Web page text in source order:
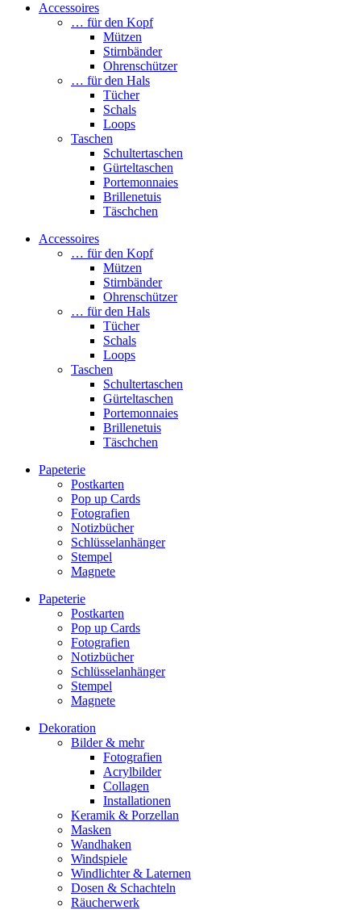
Accessoires
… für den Kopf
Mützen
Stirnbänder
Ohrenschützer
… für den Hals
Tücher
Schals
Loops
Taschen
Schultertaschen
Gürteltaschen
Portemonnaies
Brillenetuis
Täschchen
Accessoires
… für den Kopf
Mützen
Stirnbänder
Ohrenschützer
… für den Hals
Tücher
Schals
Loops
Taschen
Schultertaschen
Gürteltaschen
Portemonnaies
Brillenetuis
Täschchen
Papeterie
Postkarten
Pop up Cards
Fotografien
Notizbücher
Schlüsselanhänger
Stempel
Magnete
Papeterie
Postkarten
Pop up Cards
Fotografien
Notizbücher
Schlüsselanhänger
Stempel
Magnete
Dekoration
Bilder & mehr
Fotografien
Acrylbilder
Collagen
Installationen
Keramik & Porzellan
Masken
Wandhaken
Windspiele
Windlichter & Laternen
Dosen & Schachteln
Räucherwerk